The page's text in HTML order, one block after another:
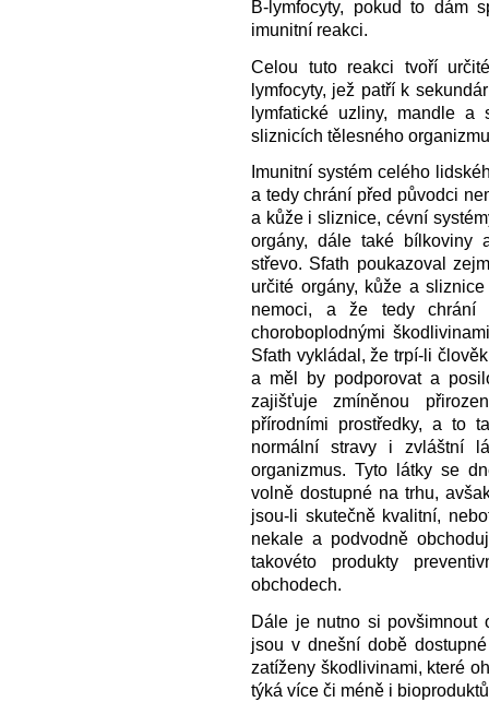
B-lymfocyty, pokud to dám
imunitní reakci.
Celou tuto reakci tvoří
lymfocyty, jež patří k
lymfatické uzliny, mandle
sliznicích tělesného
Imunitní systém celého
a tedy chrání před původci
a kůže i sliznice, cévní
orgány, dále také bílkoviny
střevo. Sfath poukazoval
určité orgány, kůže a
nemoci, a že tedy chrání
choroboplodnými
Sfath vykládal, že trpí-li
a měl by podporovat a
zajišťuje zmíněnou
přírodními prostředky, a to
normální stravy i zvláštní
organizmus. Tyto látky se
volně dostupné na trhu,
jsou-li skutečně kvalitní,
nekale a podvodně
takovéto produkty
obchodech.
Dále je nutno si povšimnout
jsou v dnešní době
zatíženy škodlivinami, které
týká více či méně i